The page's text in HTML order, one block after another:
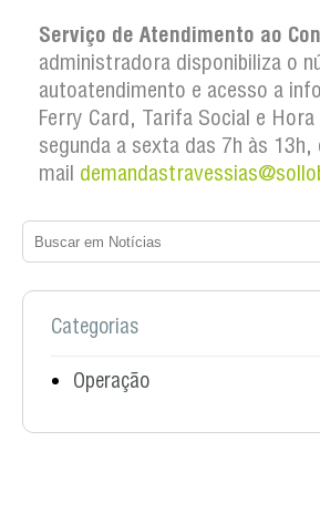
Serviço de Atendimento ao
administradora disponibiliza o
autoatendimento e acesso a
Ferry Card, Tarifa Social e
segunda a sexta das 7h às
mail
Categorias
Operação